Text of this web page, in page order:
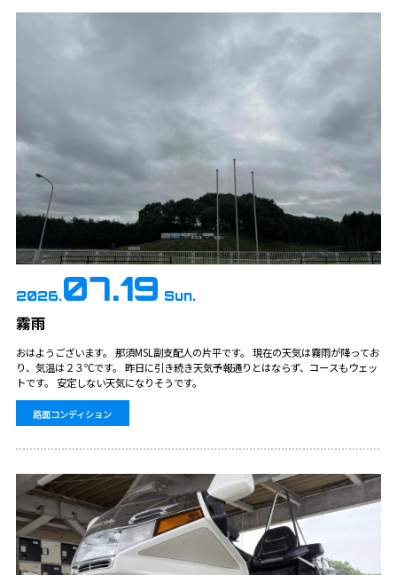
2026.07.19 Sun.
霧雨
おはようございます。 那須MSL副支配人の片平です。 現在の天気は霧雨が降ってお
り、気温は２３℃です。 昨日に引き続き天気予報通りとはならず、コースもウェッ
トです。 安定しない天気になりそうです。
路面コンディション